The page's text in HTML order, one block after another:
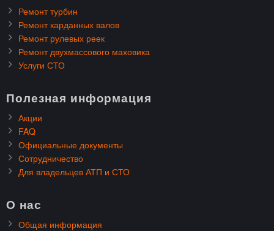
Ремонт турбин
Ремонт карданных валов
Ремонт рулевых реек
Ремонт двухмассового маховика
Услуги СТО
Полезная информация
Акции
FAQ
Официальные документы
Сотрудничество
Для владельцев АТП и СТО
О нас
Общая информация